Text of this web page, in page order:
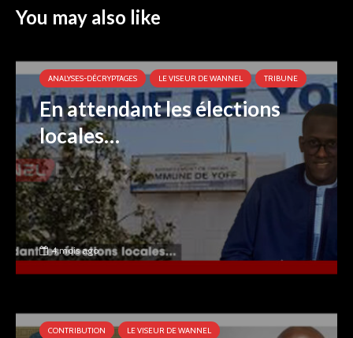
You may also like
ANALYSES-DÉCRYPTAGES LE VISEUR DE WANNEL TRIBUNE
En attendant les élections
locales…
4 mois ago
CONTRIBUTION LE VISEUR DE WANNEL